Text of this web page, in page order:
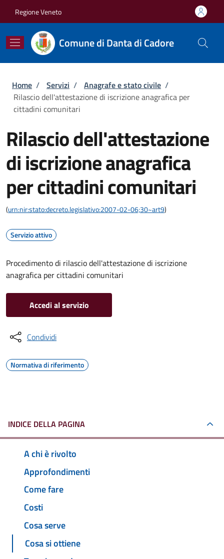
Regione Veneto
Comune di Danta di Cadore
Briciole di pane
Home / Servizi / Anagrafe e stato civile /
Rilascio dell'attestazione di iscrizione anagrafica per
cittadini comunitari
Rilascio dell'attestazione
di iscrizione anagrafica
per cittadini comunitari
(urn:nir:stato:decreto.legislativo:2007-02-06;30~art9)
Servizio attivo
Procedimento di rilascio dell'attestazione di iscrizione
anagrafica per cittadini comunitari
Accedi al servizio
Condividi
Normativa di riferimento
INDICE DELLA PAGINA
A chi è rivolto
Approfondimenti
Come fare
Costi
Cosa serve
Cosa si ottiene